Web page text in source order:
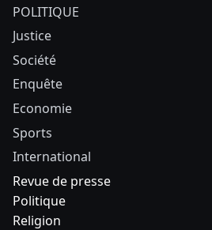
POLITIQUE
Justice
Société
Enquête
Economie
Sports
International
Revue de presse
Politique
Religion